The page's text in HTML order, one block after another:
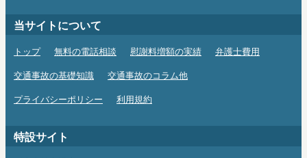
当サイトについて
トップ 無料の電話相談 慰謝料増額の実績 弁護士費用
交通事故の基礎知識 交通事故のコラム他
プライバシーポリシー 利用規約
特設サイト